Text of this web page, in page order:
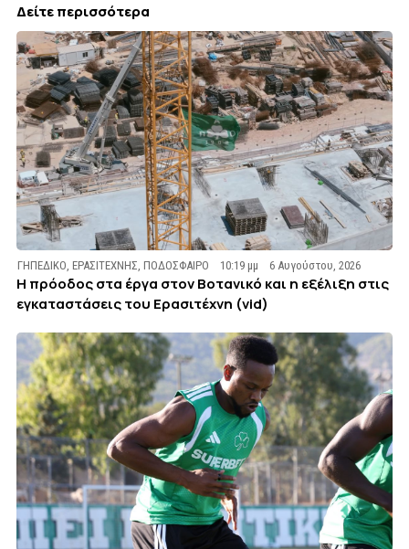
Δείτε περισσότερα
ΓΗΠΕΔΙΚΟ ,ΕΡΑΣΙΤΕΧΝΗΣ ,ΠΟΔΟΣΦΑΙΡΟ 10:19 μμ 6 Αυγούστου, 2026
Η πρόοδος στα έργα στον Βοτανικό και η εξέλιξη στις
εγκαταστάσεις του Ερασιτέχνη (vid)